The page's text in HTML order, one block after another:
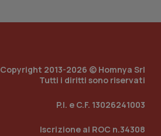
Copyright 2013-2026 © Homnya Srl
Tutti i diritti sono riservati
P.I. e C.F. 13026241003
Iscrizione al ROC n.34308